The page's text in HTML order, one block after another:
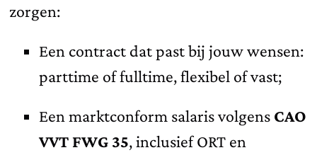
zorgen:
Een contract dat past bij jouw wensen:
parttime of fulltime, flexibel of vast;
Een marktconform salaris volgens CAO
VVT FWG 35, inclusief ORT en